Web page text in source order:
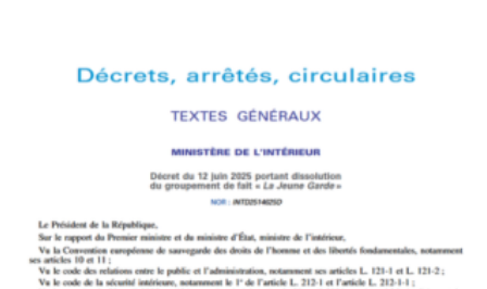
Conseil
formé
par